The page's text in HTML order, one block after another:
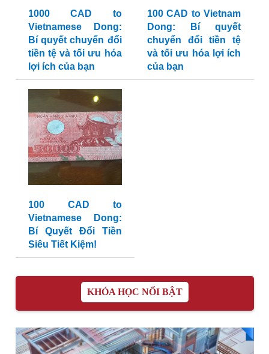
1000 CAD to
Vietnamese Dong:
Bí quyết chuyển đổi
tiền tệ và tối ưu hóa
lợi ích của bạn
100 CAD to Vietnam
Dong: Bí quyết
chuyển đổi tiền tệ
và tối ưu hóa lợi ích
của bạn
100 CAD to
Vietnamese Dong:
Bí Quyết Đổi Tiền
Siêu Tiết Kiệm!
KHÓA HỌC NỔI BẬT